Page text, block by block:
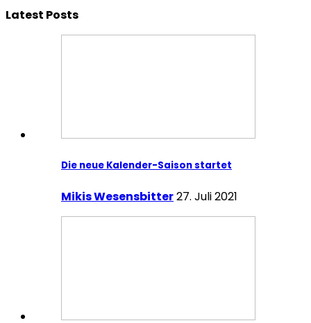
Latest Posts
Die neue Kalender-Saison startet
Mikis Wesensbitter27. Juli 2021